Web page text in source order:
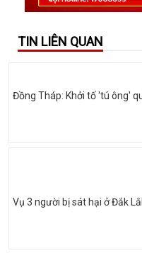
TIN LIÊN QUAN
Đồng Tháp: Khởi tố 'tú ông'
Vụ 3 người bị sát hại ở Đắk